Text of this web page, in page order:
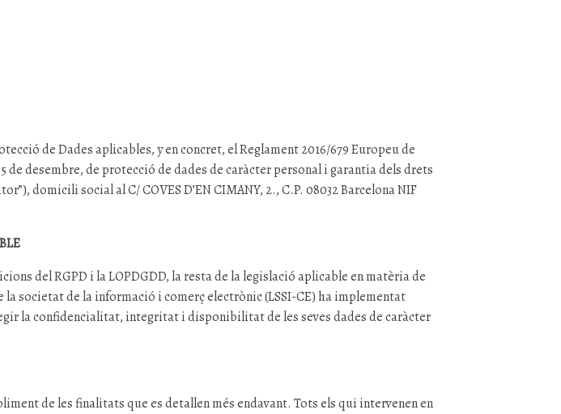
de Dades aplicables, y en concret, el Reglament 2016/679 Europeu de
de desembre, de protecció de dades de caràcter personal i garantia dels drets
domicili social al C/ COVES D’EN CIMANY, 2., C.P. 08032 Barcelona NIF
del RGPD i la LOPDGDD, la resta de la legislació aplicable en matèria de
la societat de la informació i comerç electrònic (LSSI-CE) ha implementat
la confidencialitat, integritat i disponibilitat de les seves dades de caràcter
de les finalitats que es detallen més endavant. Tots els qui intervenen en